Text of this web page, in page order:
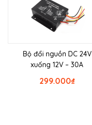
Bộ đổi nguồn DC 24V
xuống 12V – 30A
₫
299.000